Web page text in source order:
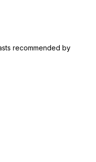
recommended by